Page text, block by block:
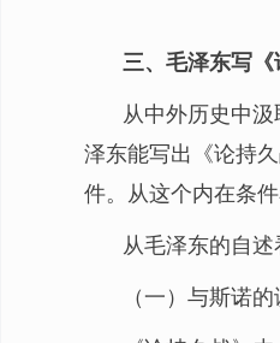
三、毛泽东写
从中外历史中
泽东能写出《论持
件。从这个内在条
从毛泽东的自述
（一）与斯诺